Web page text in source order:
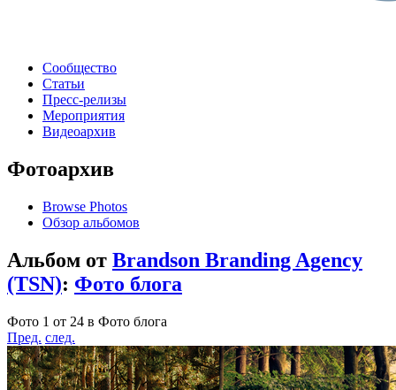
Сообщество
Статьи
Пресс-релизы
Мероприятия
Видеоархив
Фотоархив
Browse Photos
Обзор альбомов
Альбом от Brandson Branding Agency
(TSN): Фото блога
Фото 1 от 24 в Фото блога
Пред. след.